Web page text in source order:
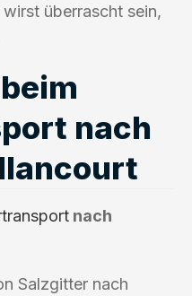
überrascht sein,
nach
nach
Salzgitter nach